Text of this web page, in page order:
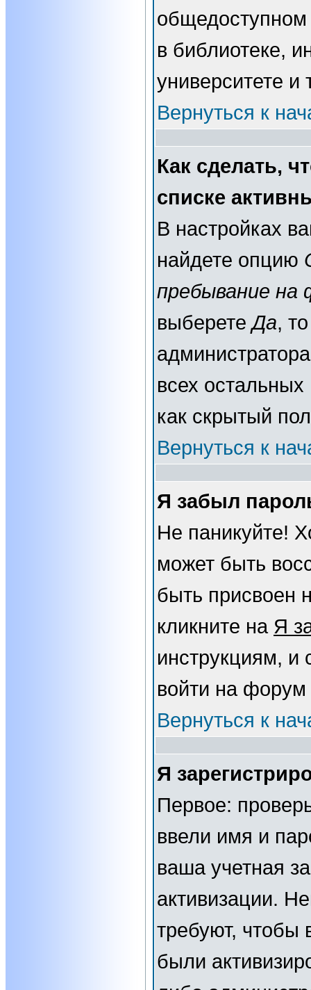
в библиотеке,
университете и
Вернуться к
Как сделать,
списке
В настройках
найдете опцию
пребывание на
выберетеДа,
всех
как скрытый
Вернуться к
Я забыл
Не паникуйте!
может быть
быть присвоен
кликните на Я
инструкциям, и
войти на форум
Вернуться к
Я
Первое:
ввели имя и
ваша учетная
активизации.
требуют, чтобы
были